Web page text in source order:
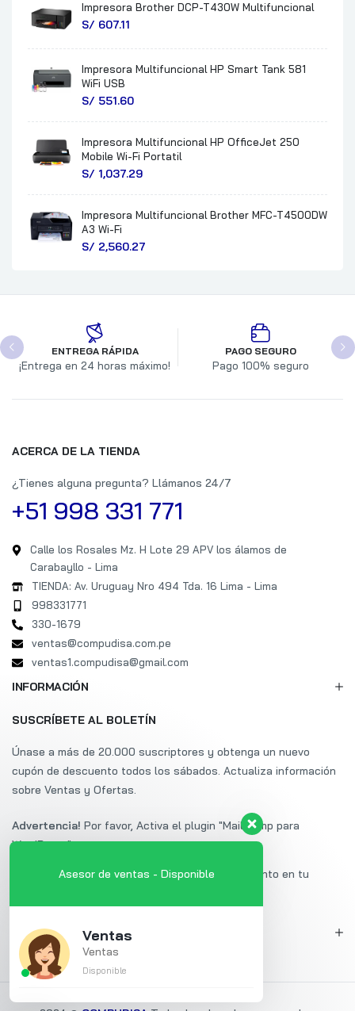
Impresora Brother DCP-T430W Multifuncional
S/ 607.11
Impresora Multifuncional HP Smart Tank 581
WiFi USB
S/ 551.60
Impresora Multifuncional HP OfficeJet 250
Mobile Wi-Fi Portatil
S/ 1,037.29
Impresora Multifuncional Brother MFC-T4500DW
A3 Wi-Fi
S/ 2,560.27
ENTREGA RÁPIDA
¡Entrega en 24 horas máximo!
PAGO SEGURO
Pago 100% seguro
ACERCA DE LA TIENDA
¿Tienes alguna pregunta? Llámanos 24/7
+51 998 331 771
Calle los Rosales Mz. H Lote 29 APV los álamos de
Carabayllo - Lima
TIENDA: Av. Uruguay Nro 494 Tda. 16 Lima - Lima
998331771
330-1679
ventas@compudisa.com.pe
ventas1.compudisa@gmail.com
INFORMACIÓN
MI CUENTA
SUSCRÍBETE AL BOLETÍN
Únase a más de 20.000 suscriptores y obtenga un nuevo
cupón de descuento todos los sábados. Actualiza información
sobre Ventas y Ofertas.
Advertencia! Por favor, Activa el plugin "Mailchimp para
WordPress".
Suscríbete a Uminex y obtén un 20% de descuento en tu
Asesor de ventas - Disponible
Ventas
Ventas
Disponible